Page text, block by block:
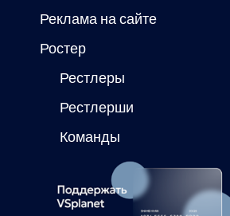
Реклама на сайте
Ростер
Рестлеры
Рестлерши
Команды